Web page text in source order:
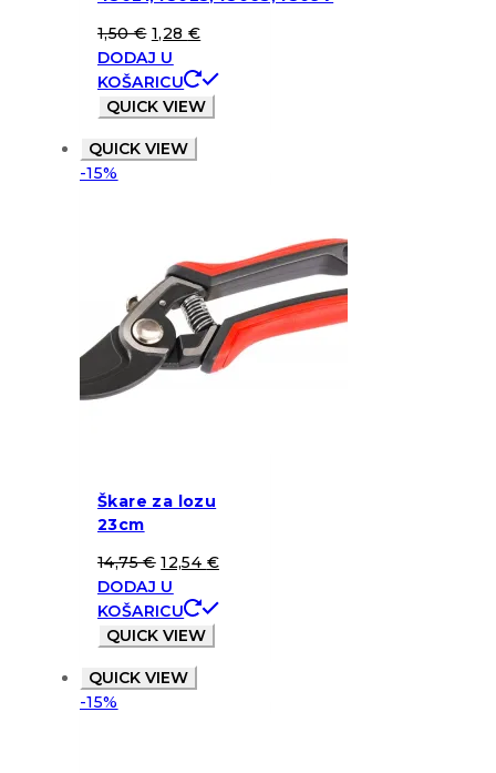
1,50€ 1,28 €
DODAJ U
KOŠARICU
QUICK VIEW
QUICK VIEW
-15%
Škare za lozu
23cm
14,75€ 12,54 €
DODAJ U
KOŠARICU
QUICK VIEW
QUICK VIEW
-15%